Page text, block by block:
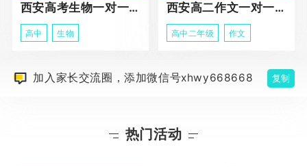
西安高考生物一对一辅导
高中 生物
西安高二作文一对一辅导课程
高中二年级 作文
加入家长交流圈，添加微信号xhwy668668 复制
热门活动